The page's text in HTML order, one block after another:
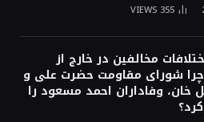
355
VIEWS
مخالفین در خارج از
شورای مقاومت حضرت علی و
خان، وفاداران احمد مسعود را